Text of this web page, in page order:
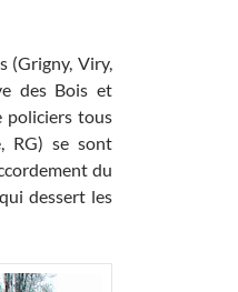
(Grigny, Viry,
des Bois et
policiers tous
RG) se sont
du
dessert les